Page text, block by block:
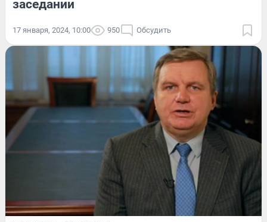
заседании
17 января, 2024, 10:00 950 Обсудить